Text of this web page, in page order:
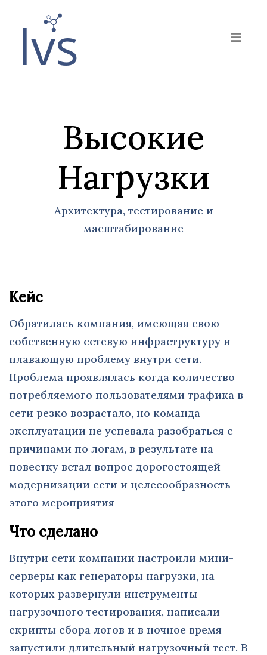
Высокие
Нагрузки
Архитектура, тестирование и
масштабирование
Кейс
Обратилась компания, имеющая свою
собственную сетевую инфраструктуру и
плавающую проблему внутри сети.
Проблема проявлялась когда количество
потребляемого пользователями трафика в
сети резко возрастало, но команда
эксплуатации не успевала разобраться с
причинами по логам, в результате на
повестку встал вопрос дорогостоящей
модернизации сети и целесообразность
этого мероприятия
Что сделано
Внутри сети компании настроили мини-
серверы как генераторы нагрузки, на
которых развернули инструменты
нагрузочного тестирования, написали
скрипты сбора логов и в ночное время
запустили длительный нагрузочный тест. В